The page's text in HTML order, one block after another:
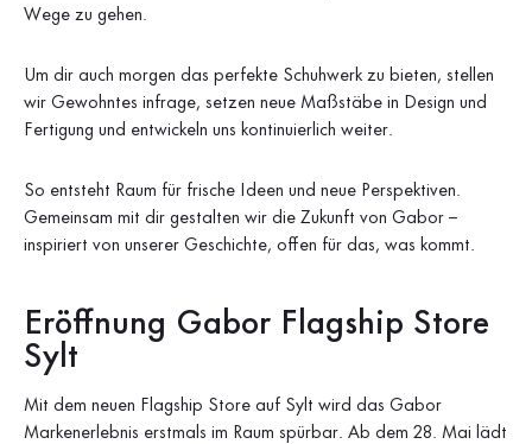
Wege zu gehen.
Um dir auch morgen das perfekte Schuhwerk zu bieten, stellen
wir Gewohntes infrage, setzen neue Maßstäbe in Design und
Fertigung und entwickeln uns kontinuierlich weiter.
So entsteht Raum für frische Ideen und neue Perspektiven.
Gemeinsam mit dir gestalten wir die Zukunft von Gabor –
inspiriert von unserer Geschichte, offen für das, was kommt.
Eröffnung Gabor Flagship Store
Sylt
Mit dem neuen Flagship Store auf Sylt wird das Gabor
Markenerlebnis erstmals im Raum spürbar. Ab dem 28. Mai lädt